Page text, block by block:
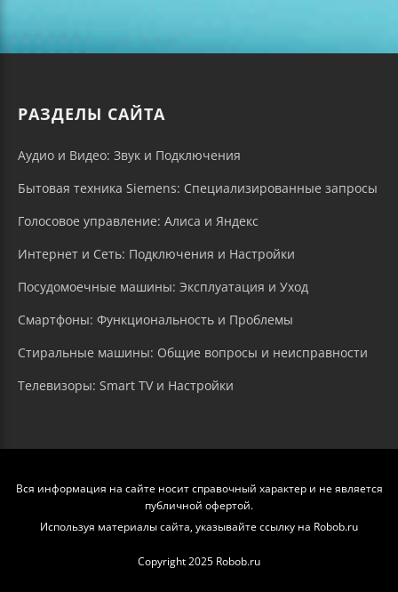
РАЗДЕЛЫ САЙТА
Аудио и Видео: Звук и Подключения
Бытовая техника Siemens: Специализированные запросы
Голосовое управление: Алиса и Яндекс
Интернет и Сеть: Подключения и Настройки
Посудомоечные машины: Эксплуатация и Уход
Смартфоны: Функциональность и Проблемы
Стиральные машины: Общие вопросы и неисправности
Телевизоры: Smart TV и Настройки
Вся информация на сайте носит справочный характер и не является
публичной офертой.
Используя материалы сайта, указывайте ссылку на Robob.ru
Copyright 2025 Robob.ru